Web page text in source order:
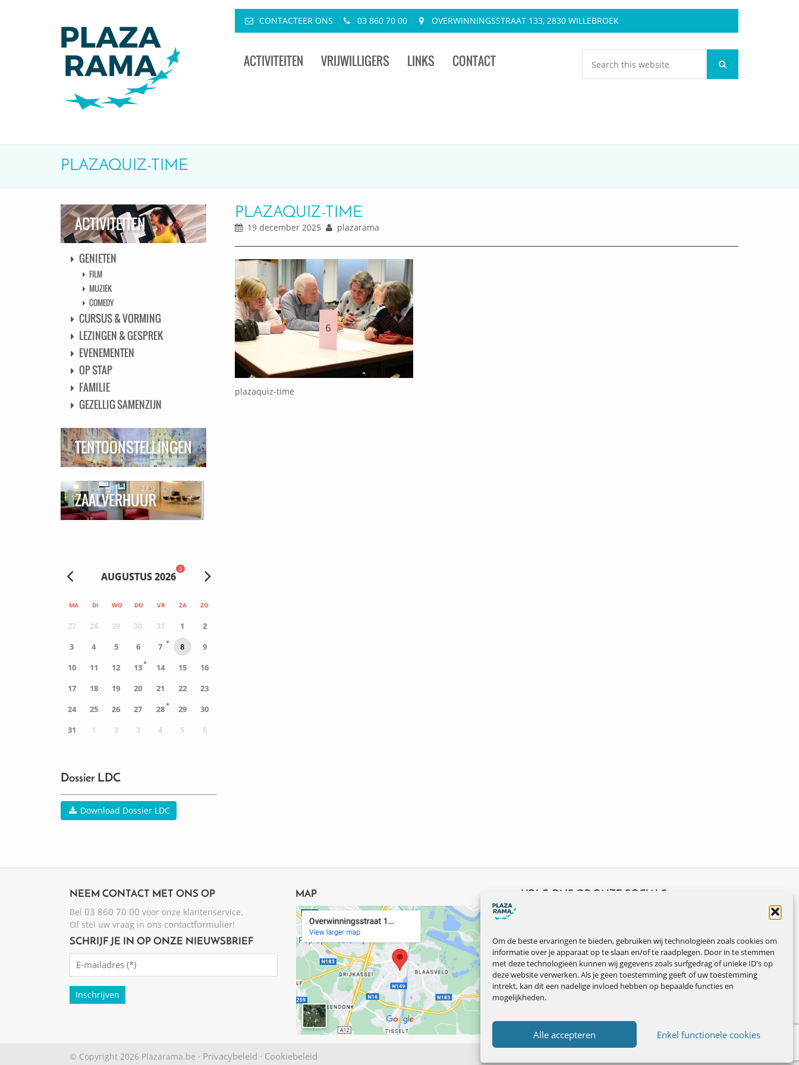
Om de beste ervaringen te bieden, gebruiken wij technologieën zoals cookies om
informatie over je apparaat op te slaan en/of te raadplegen. Door in te stemmen
met deze technologieën kunnen wij gegevens zoals surfgedrag of unieke ID's op
deze website verwerken. Als je geen toestemming geeft of uw toestemming
intrekt, kan dit een nadelige invloed hebben op bepaalde functies en
mogelijkheden.
Alle accepteren Enkel functionele cookies
CONTACTEER ONS 03 860 70 00 OVERWINNINGSSTRAAT 133, 2830 WILLEBROEK
ACTIVITEITEN VRIJWILLIGERS LINKS CONTACT
PLAZAQUIZ-TIME
ACTIVITEITEN
GENIETEN
FILM
MUZIEK
COMEDY
CURSUS & VORMING
LEZINGEN & GESPREK
EVENEMENTEN
OP STAP
FAMILIE
GEZELLIG SAMENZIJN
TENTOONSTELLINGEN
ZAALVERHUUR
AUGUSTUS 2026
3
MA DI WO DO VR ZA ZO
27 28 29 30 31 1
2
3
4 5 6 7 8
9
10
11 12 13 14 15
16
17
18 19 20 21 22
23
24
25 26 27 28 29
30
31
1 2 3 4 5 6
Dossier LDC
Download Dossier LDC
PLAZAQUIZ-TIME
19 december 2025 plazarama
plazaquiz-time
NEEM CONTACT MET ONS OP
Bel 03 860 70 00 voor onze klantenservice.
Of stel uw vraag in ons contactformulier!
SCHRIJF JE IN OP ONZE NIEUWSBRIEF
Emailadres
MAP VOLG ONS OP ONZE SOCIALS
© Copyright 2026 Plazarama.be · Privacybeleid · Cookiebeleid